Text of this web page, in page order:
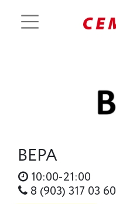
ВЕРА
10:00-21:00
8 (903) 317 03 60